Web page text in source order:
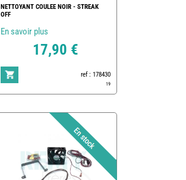
NETTOYANT COULEE NOIR - STREAK
OFF
En savoir plus
17,90 €
ref : 178430
19